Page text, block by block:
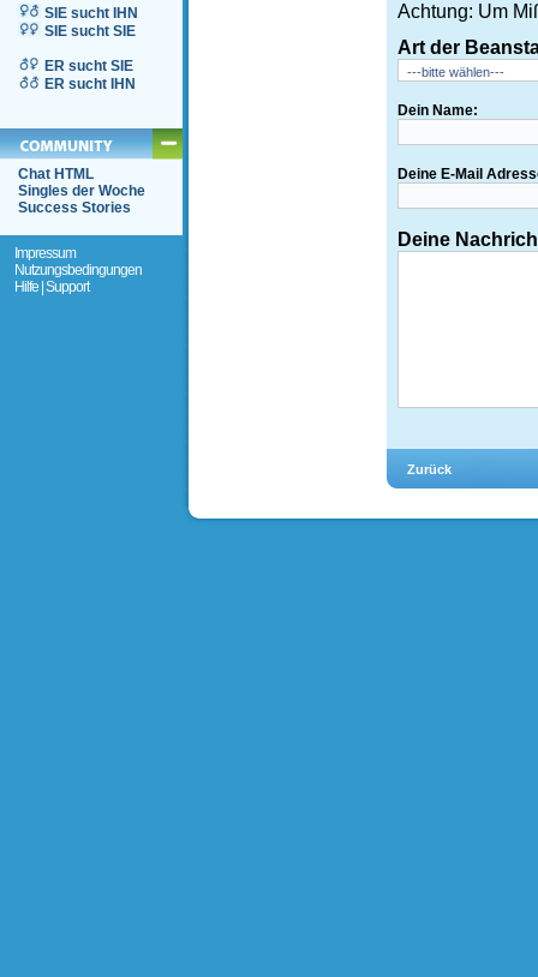
SIE sucht IHN
SIE sucht SIE
ER sucht SIE
ER sucht IHN
Chat HTML
Singles der Woche
Success Stories
Impressum
Nutzungsbedingungen
Hilfe | Support
Achtung: Um
Art der
Dein Name:
Deine E-Mail
Deine